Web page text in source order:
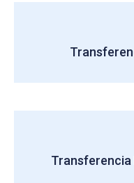
Transferencia